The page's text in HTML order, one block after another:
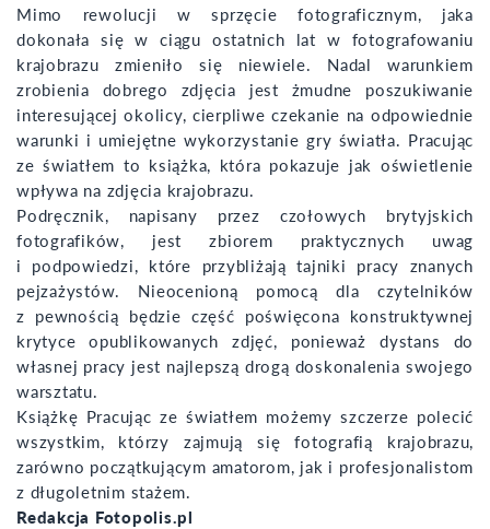
Mimo rewolucji w sprzęcie fotograficznym, jaka
dokonała się w ciągu ostatnich lat w fotografowaniu
krajobrazu zmieniło się niewiele. Nadal warunkiem
zrobienia dobrego zdjęcia jest żmudne poszukiwanie
interesującej okolicy, cierpliwe czekanie na odpowiednie
warunki i umiejętne wykorzystanie gry światła. Pracując
ze światłem to książka, która pokazuje jak oświetlenie
wpływa na zdjęcia krajobrazu.
Podręcznik, napisany przez czołowych brytyjskich
fotografików, jest zbiorem praktycznych uwag
i podpowiedzi, które przybliżają tajniki pracy znanych
pejzażystów. Nieocenioną pomocą dla czytelników
z pewnością będzie część poświęcona konstruktywnej
krytyce opublikowanych zdjęć, ponieważ dystans do
własnej pracy jest najlepszą drogą doskonalenia swojego
warsztatu.
Książkę Pracując ze światłem możemy szczerze polecić
wszystkim, którzy zajmują się fotografią krajobrazu,
zarówno początkującym amatorom, jak i profesjonalistom
z długoletnim stażem.
Redakcja Fotopolis.pl